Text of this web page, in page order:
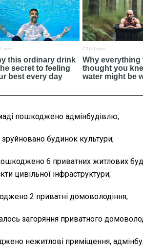
пошкоджено адмінбудівлю;
зруйновано будинок культури;
6 приватних житлових
цивільної інфраструктури;
2 приватні домоволодіння;
загоряння приватного
нежитлові приміщення,